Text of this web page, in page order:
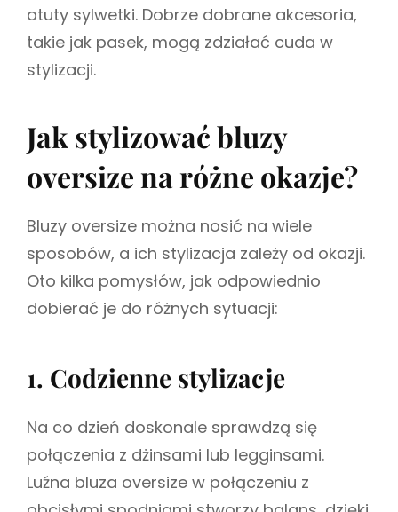
atuty sylwetki. Dobrze dobrane akcesoria,
takie jak pasek, mogą zdziałać cuda w
stylizacji.
Jak stylizować bluzy
oversize na różne okazje?
Bluzy oversize można nosić na wiele
sposobów, a ich stylizacja zależy od okazji.
Oto kilka pomysłów, jak odpowiednio
dobierać je do różnych sytuacji:
1. Codzienne stylizacje
Na co dzień doskonale sprawdzą się
połączenia z dżinsami lub legginsami.
Luźna bluza oversize w połączeniu z